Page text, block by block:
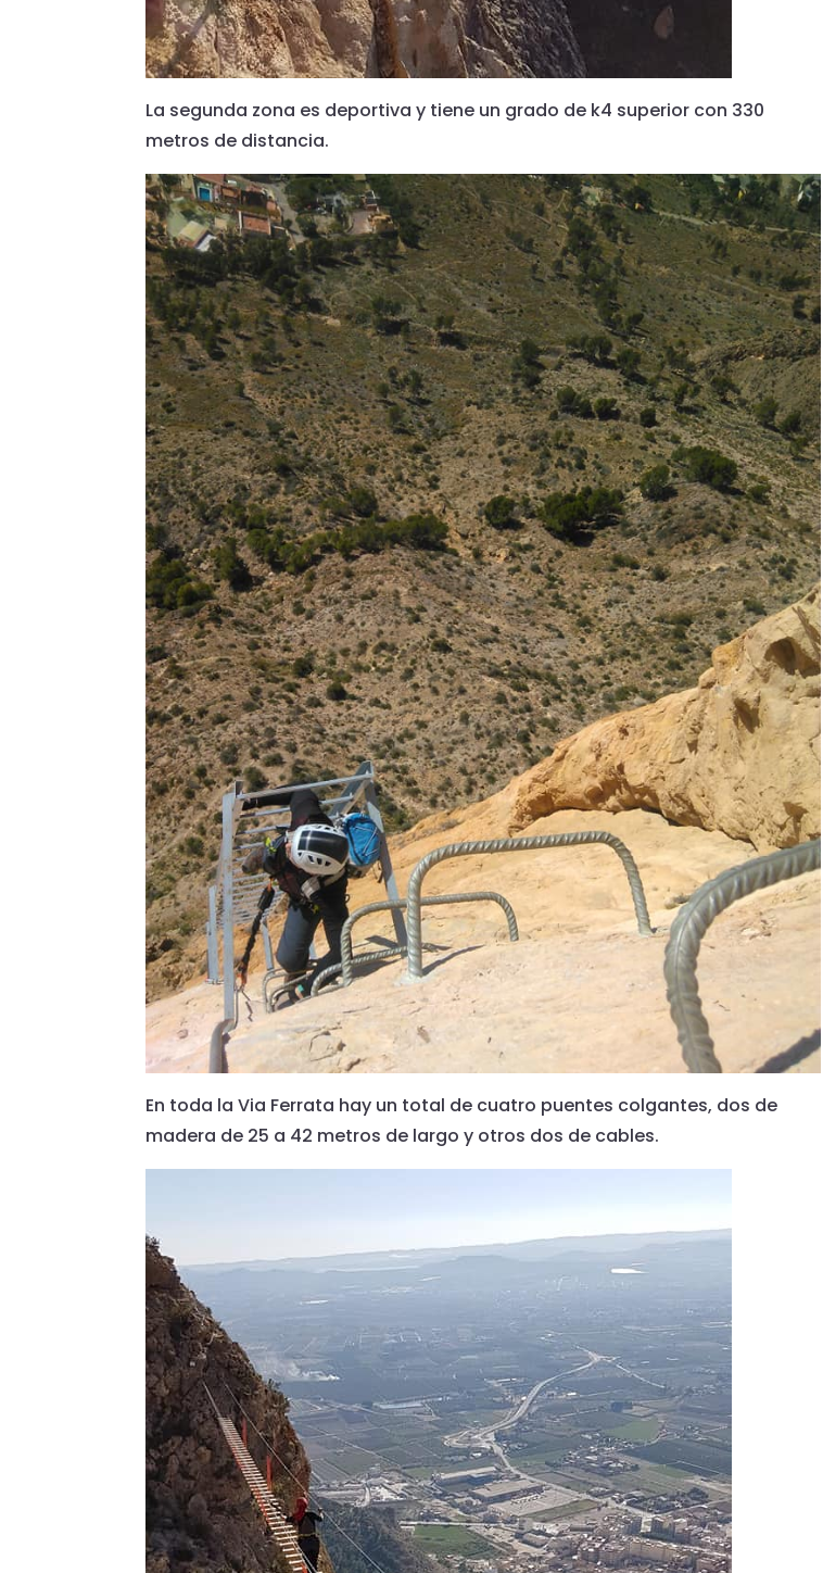
La segunda zona es deportiva y tiene un grado de k4 superior con 330
metros de distancia.
En toda la Via Ferrata hay un total de cuatro puentes colgantes, dos de
madera de 25 a 42 metros de largo y otros dos de cables.